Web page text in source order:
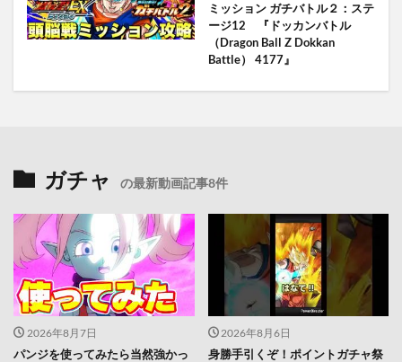
ミッション ガチバトル２：ステ
ージ12 『ドッカンバトル
（Dragon Ball Z Dokkan
Battle） 4177』
ガチャ の最新動画記事8件
2026年8月7日
パンジを使ってみたら当然強かっ
2026年8月6日
身勝手引くぞ！ポイントガチャ祭